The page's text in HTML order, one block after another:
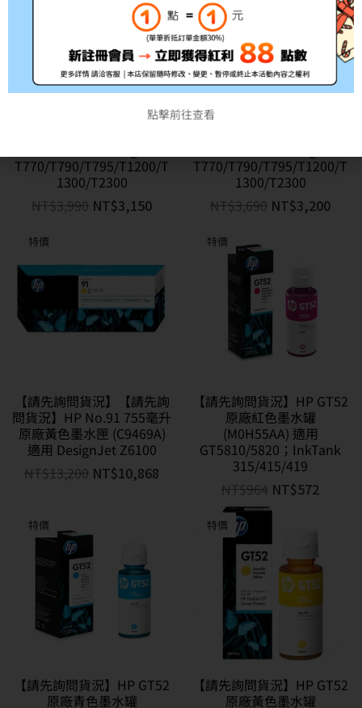
【請先詢問貨況】【請先詢
問貨況】HP No.72B 130毫
(3WX08A) 取代C9374A 適
T770/T790/T795/T1200/T
1300/T2300
NT$3,990 NT$3,150
【請先詢問貨況】【請先詢
問貨況】HP No.72B 130毫
(3WX06A) 取代 C9403A 適
T770/T790/T795/T1200/T
1300/T2300
NT$3,690 NT$3,200
特價
【請先詢問貨況】【請先詢
問貨況】HP No.91 755毫升
原廠黃色墨水匣 (C9469A)
適用 DesignJet Z6100
NT$13,200 NT$10,868
特價
【請先詢問貨況】HP GT52
原廠紅色墨水罐
(M0H55AA) 適用
GT5810/5820；InkTank
315/415/419
NT$964 NT$572
特價
【請先詢問貨況】HP GT52
原廠青色墨水罐
特價
【請先詢問貨況】HP GT52
原廠黃色墨水罐
點擊前往查看